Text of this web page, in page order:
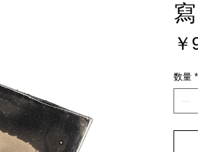
数量 *